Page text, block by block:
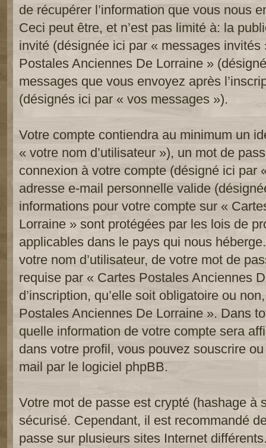
de récupérer l’information que vous nous
Ceci peut être, et n’est pas limité à: la
invité (désignée ici par « messages invités
Postales Anciennes De Lorraine »
messages que vous envoyez après
(désignés ici par « vos messages »).
Votre compte contiendra au minimum un
« votre nom d’utilisateur »), un mot de
connexion à votre compte (désigné ici par
adresse e-mail personnelle valide
informations pour votre compte sur «
Lorraine » sont protégées par les lois de
applicables dans le pays qui nous
votre nom d’utilisateur, de votre mot de
requise par « Cartes Postales Anciennes
d’inscription, qu’elle soit obligatoire ou
Postales Anciennes De Lorraine ». Dans
quelle information de votre compte sera
dans votre profil, vous pouvez souscrire ou
mail par le logiciel phpBB.
Votre mot de passe est crypté (hashage à
sécurisé. Cependant, il est recommandé
passe sur plusieurs sites Internet